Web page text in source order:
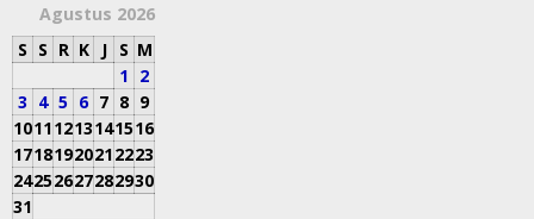
Agustus 2026
S S R K J S M
1 2
3 4 5 6 7 8 9
10111213141516
17181920212223
24252627282930
31